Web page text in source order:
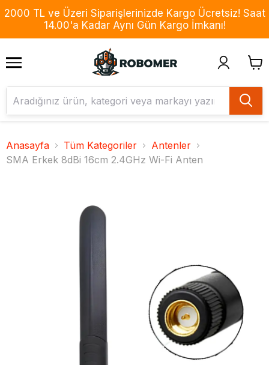
2000 TL ve Üzeri Siparişlerinizde Kargo Ücretsiz! Saat
14.00'a Kadar Aynı Gün Kargo İmkanı!
Anasayfa Tüm Kategoriler
Antenler
SMA Erkek 8dBi 16cm 2.4GHz Wi-Fi Anten